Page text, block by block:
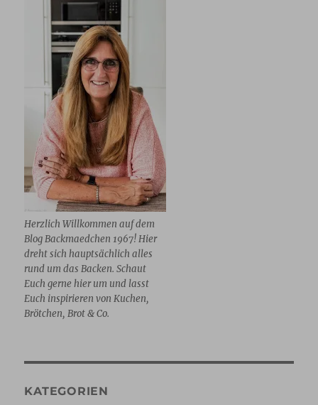
Herzlich Willkommen auf dem
Blog Backmaedchen 1967! Hier
dreht sich hauptsächlich alles
rund um das Backen. Schaut
Euch gerne hier um und lasst
Euch inspirieren von Kuchen,
Brötchen, Brot & Co.
KATEGORIEN